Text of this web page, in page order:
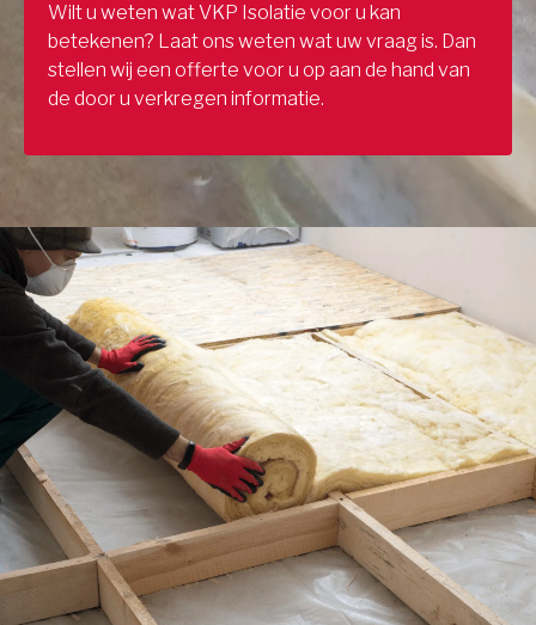
Wilt u weten wat VKP Isolatie voor u kan
betekenen? Laat ons weten wat uw vraag is. Dan
stellen wij een offerte voor u op aan de hand van
de door u verkregen informatie.